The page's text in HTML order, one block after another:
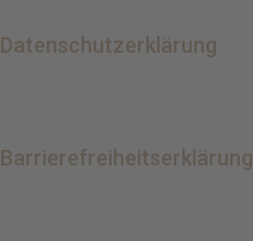
Datenschutzerklärung
Barrierefreiheitserklärung